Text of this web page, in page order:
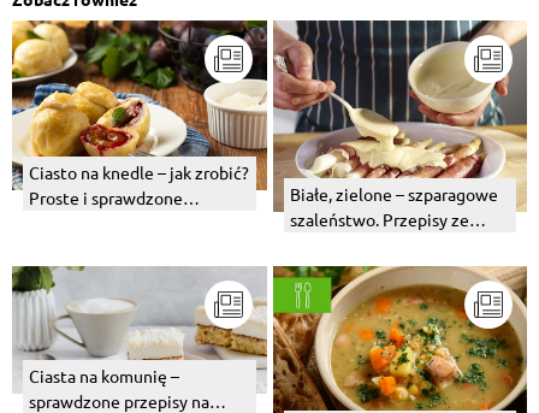
Ciasto na knedle – jak zrobić?
Proste i sprawdzone
Białe, zielone – szparagowe
szaleństwo. Przepisy ze
Ciasta na komunię –
sprawdzone przepisy na